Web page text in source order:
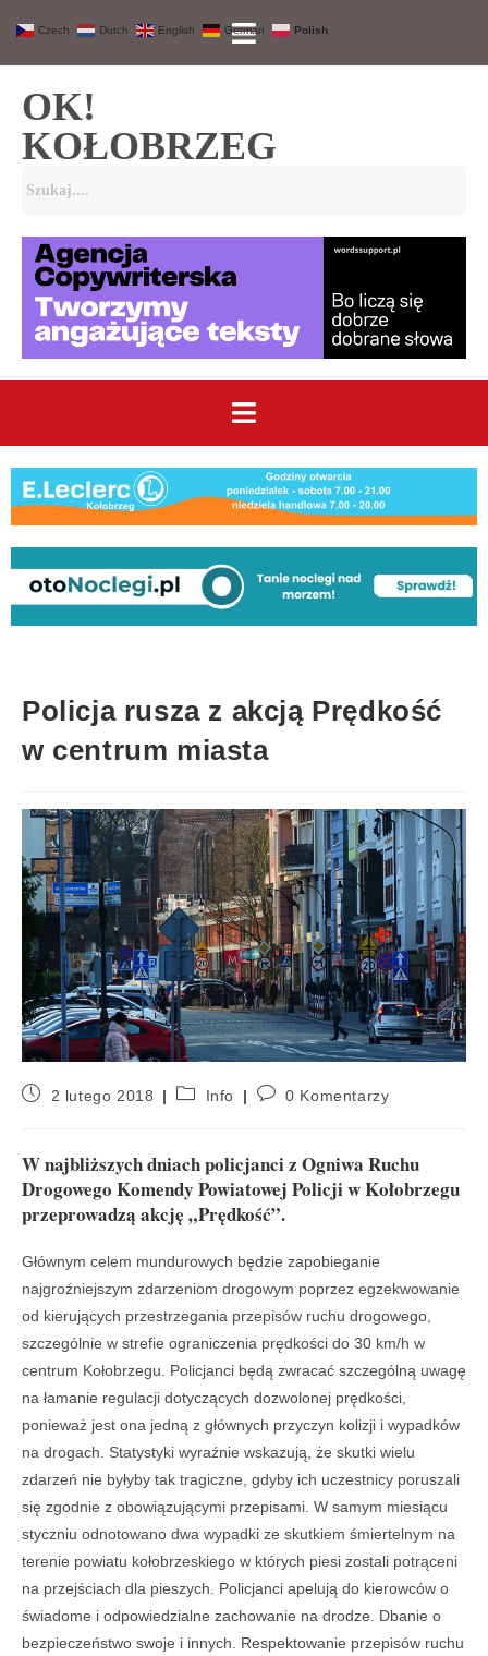
OK!
KOŁOBRZEG
Policja rusza z akcją Prędkość
w centrum miasta
2 lutego 2018 Info 0 Komentarzy
W najbliższych dniach policjanci z Ogniwa Ruchu
Drogowego Komendy Powiatowej Policji w Kołobrzegu
przeprowadzą akcję „Prędkość”.
Głównym celem mundurowych będzie zapobieganie
najgroźniejszym zdarzeniom drogowym poprzez egzekwowanie
od kierujących przestrzegania przepisów ruchu drogowego,
szczególnie w strefie ograniczenia prędkości do 30 km/h w
centrum Kołobrzegu. Policjanci będą zwracać szczególną uwagę
na łamanie regulacji dotyczących dozwolonej prędkości,
ponieważ jest ona jedną z głównych przyczyn kolizji i wypadków
na drogach. Statystyki wyraźnie wskazują, że skutki wielu
zdarzeń nie byłyby tak tragiczne, gdyby ich uczestnicy poruszali
się zgodnie z obowiązującymi przepisami. W samym miesiącu
styczniu odnotowano dwa wypadki ze skutkiem śmiertelnym na
terenie powiatu kołobrzeskiego w których piesi zostali potrąceni
na przejściach dla pieszych. Policjanci apelują do kierowców o
świadome i odpowiedzialne zachowanie na drodze. Dbanie o
bezpieczeństwo swoje i innych. Respektowanie przepisów ruchu
Czech Dutch English German Polish